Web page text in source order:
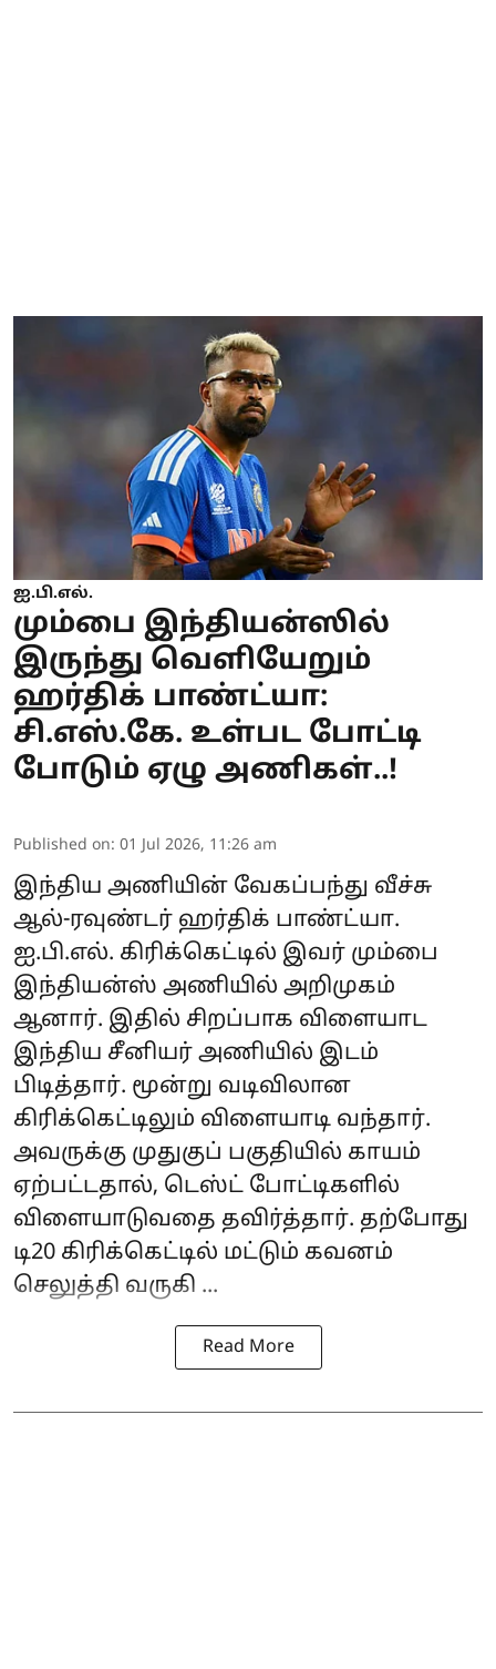
ஐ.பி.எல்.
மும்பை இந்தியன்ஸில்
இருந்து வெளியேறும்
ஹர்திக் பாண்ட்யா:
சி.எஸ்.கே. உள்பட போட்டி
போடும் ஏழு அணிகள்..!
Published on: 01 Jul 2026, 11:26 am
இந்திய அணியின் வேகப்பந்து வீச்சு
ஆல்-ரவுண்டர் ஹர்திக் பாண்ட்யா.
ஐ.பி.எல். கிரிக்கெட்டில் இவர் மும்பை
இந்தியன்ஸ் அணியில் அறிமுகம்
ஆனார். இதில் சிறப்பாக விளையாட
இந்திய சீனியர் அணியில் இடம்
பிடித்தார். மூன்று வடிவிலான
கிரிக்கெட்டிலும் விளையாடி வந்தார்.
அவருக்கு முதுகுப் பகுதியில் காயம்
ஏற்பட்டதால், டெஸ்ட் போட்டிகளில்
விளையாடுவதை தவிர்த்தார். தற்போது
டி20 கிரிக்கெட்டில் மட்டும் கவனம்
செலுத்தி வருகி ...
Read More